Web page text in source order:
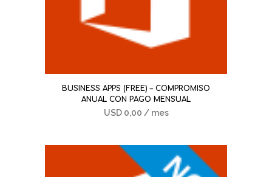
BUSINESS APPS (FREE) – COMPROMISO
ANUAL CON PAGO MENSUAL
USD 0,00 / mes